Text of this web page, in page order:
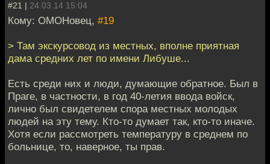
#21 | 24.03.14 15:04
Кому: ОМОНовец, #19
> Там экскурсовод из местных, вполне приятная
дама средних лет по имени Либуше...
Есть среди них и люди, думающие обратное. Был в
Праге, в частности, в год 40-летия ввода войск,
лично был свидетелем спора местных молодых
людей на эту тему. Кто-то думает так, кто-то иначе.
Хотя если рассмотреть температуру в среднем по
больнице, то, наверное, ты прав.